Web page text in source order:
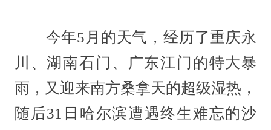
今年5月的天气，经历了重庆永
川、湖南石门、广东江门的特大暴
雨，又迎来南方桑拿天的超级湿热，
随后31日哈尔滨遭遇终生难忘的沙